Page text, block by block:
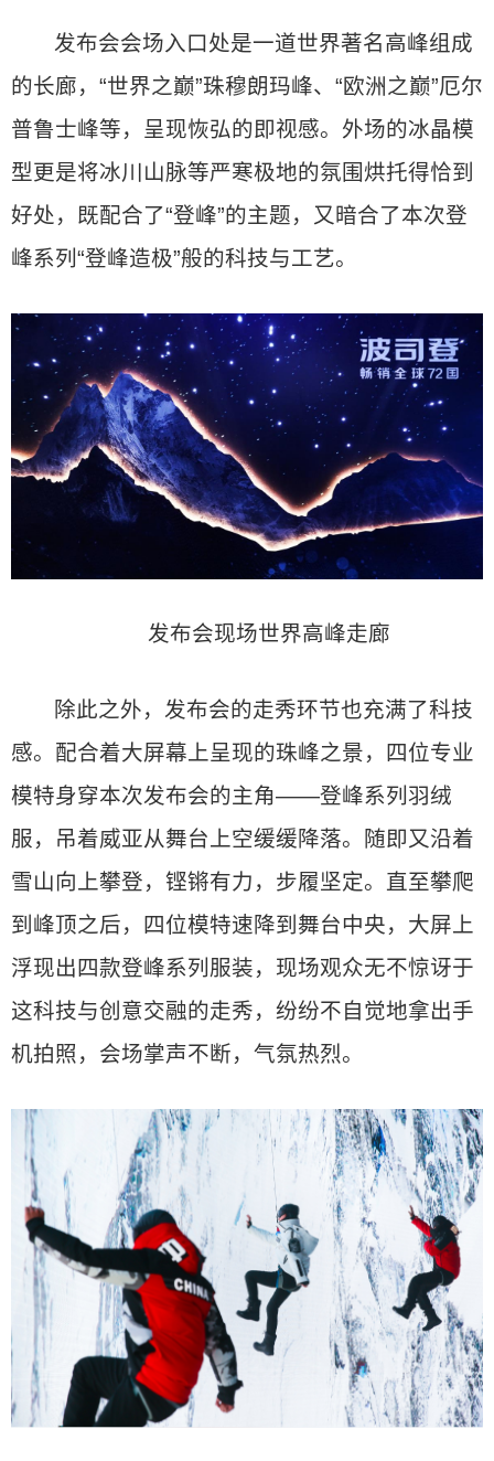
发布会会场入口处是一道世界著名高峰组成
的长廊，“世界之巅”珠穆朗玛峰、“欧洲之巅”厄尔
普鲁士峰等，呈现恢弘的即视感。外场的冰晶模
型更是将冰川山脉等严寒极地的氛围烘托得恰到
好处，既配合了“登峰”的主题，又暗合了本次登
峰系列“登峰造极”般的科技与工艺。
发布会现场世界高峰走廊
除此之外，发布会的走秀环节也充满了科技
感。配合着大屏幕上呈现的珠峰之景，四位专业
模特身穿本次发布会的主角——登峰系列羽绒
服，吊着威亚从舞台上空缓缓降落。随即又沿着
雪山向上攀登，铿锵有力，步履坚定。直至攀爬
到峰顶之后，四位模特速降到舞台中央，大屏上
浮现出四款登峰系列服装，现场观众无不惊讶于
这科技与创意交融的走秀，纷纷不自觉地拿出手
机拍照，会场掌声不断，气氛热烈。